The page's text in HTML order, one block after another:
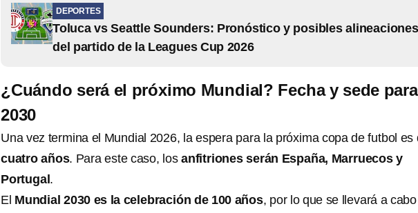
DEPORTES
Toluca vs Seattle Sounders: Pronóstico y posibles alineaciones
del partido de la Leagues Cup 2026
¿Cuándo será el próximo Mundial? Fecha y sede
2030
Una vez termina el Mundial 2026, la espera para la próxima copa de futbol es
cuatro años. Para este caso, losanfitriones serán España, Marruecos y
Portugal .
El Mundial 2030 es la celebración de 100 años, por lo que se llevará a